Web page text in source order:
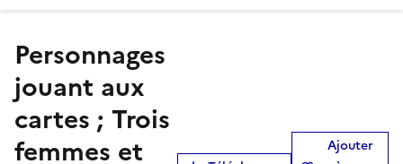
Personnages
jouant aux
cartes ; Trois
femmes et
Ajouter